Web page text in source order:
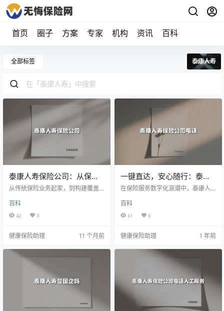
首页 圈子 方案 专家 机构 资讯 百科
全部标签 泰康人寿
泰康人寿保险公司：从保险
巨头到医养生态领航者的30
从传统保险业务起家，到构建覆盖
人寿保险公司以创新模式改写中国
保险业的故事从未停歇。
百科
42 0
健康保险助理 11 个月前
一键直达，安心随行：泰康
人寿95522客服电话的"零门
在保险服务数字化浪潮中，泰康人
至2025年，其全国统一客服热线95
522已累计服务超12亿人次，年度客
的实用技巧，助您3分钟掌握全天候
百科
61 0
健康保险助理 1 年前